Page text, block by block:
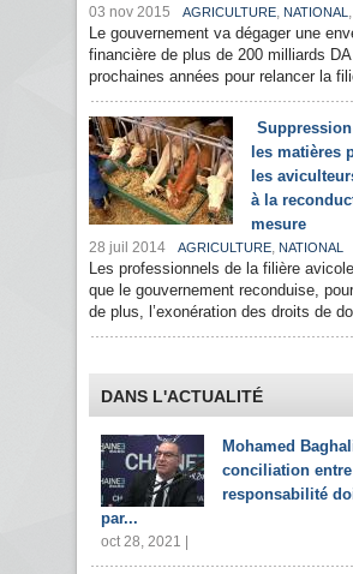
03 nov 2015 AGRICULTURE, NATIONAL ,
Le gouvernement va dégager une
financière de plus de 200 milliards
prochaines années pour relancer la
les matières
les
à la
mesure
28 juil 2014 AGRICULTURE, NATIONAL
Les professionnels de la filière
que le gouvernement reconduise,
de plus, l’exonération des droits de
DANS L'ACTUALITÉ
Mohamed
conciliation
responsabilité
par...
oct 28, 2021 |